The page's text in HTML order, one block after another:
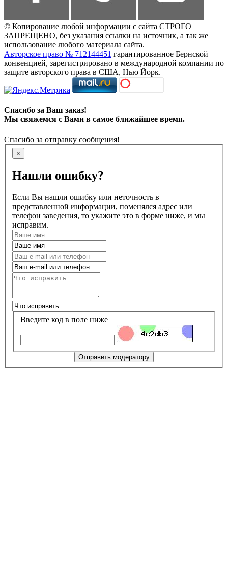
© Копирование любой информации с сайта СТРОГО
ЗАПРЕЩЕНО, без указания ссылки на источник, а так же
использование любого материала сайта.
Авторское право № 712144451 гарантированное Бернской
конвенцией, зарегистрировано в международной компании по
защите авторского права в США, Нью Йорк.
Спасибо за Ваш заказ!
Мы свяжемся с Вами в самое ближайшее время.
Спасибо за отправку сообщения!
×
Нашли ошибку?
Если Вы нашли ошибку или неточность в
представленной информации, поменялся адрес или
телефон заведения, то укажите это в форме ниже, и мы
исправим.
Введите код в поле ниже
Отправить модератору